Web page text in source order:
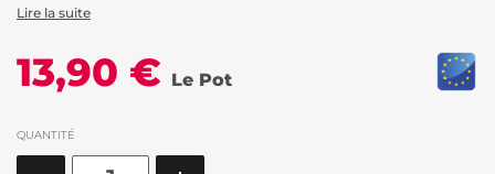
Lire la suite
13,90 € Le Pot
QUANTITÉ